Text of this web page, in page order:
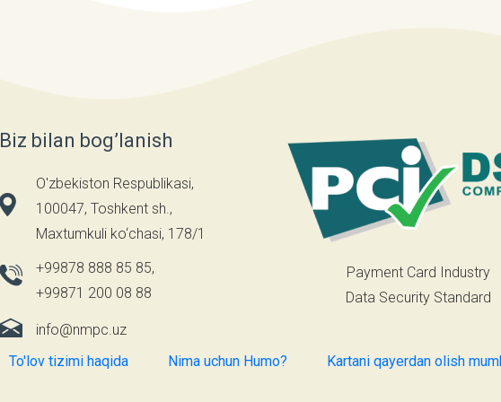
Biz bilan bog’lanish
O'zbekiston Respublikasi,
100047, Toshkent sh.,
Maxtumkuli ko‘chasi, 178/1
+99878 888 85 85,
+99871 200 08 88
info@nmpc.uz
Payment Card Industry
Data Security Standard
To'lov tizimi haqida Nima uchun Humo? Kartani qayerdan olish